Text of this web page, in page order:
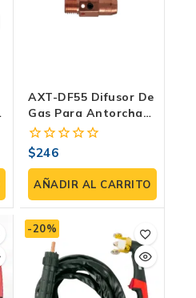
AXT-DF55 Difusor De
Gas Para Antorcha
MIG/MAG | 2 Pzas |
AX Tech
0
fuera
de
5
$246
AÑADIR AL CARRITO
-20%